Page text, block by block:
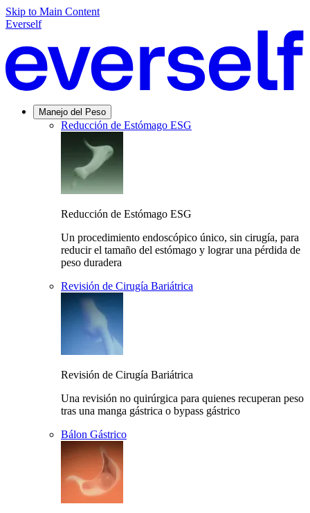
Skip to Main Content
Everself
Manejo del Peso
Reducción de Estómago ESG
Reducción de Estómago ESG
Un procedimiento endoscópico único, sin cirugía, para
reducir el tamaño del estómago y lograr una pérdida de
peso duradera
Revisión de Cirugía Bariátrica
Revisión de Cirugía Bariátrica
Una revisión no quirúrgica para quienes recuperan peso
tras una manga gástrica o bypass gástrico
Bálon Gástrico